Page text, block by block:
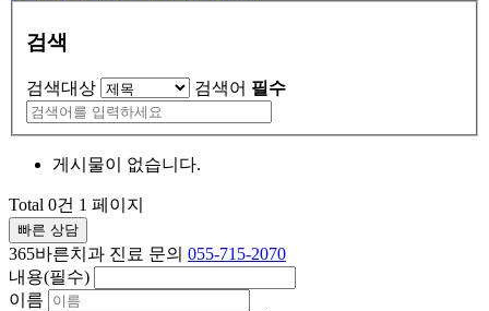
검색
검색대상 검색어 필수
게시물이 없습니다.
Total 0건 1 페이지
빠른 상담
365바른치과 진료 문의 055-715-2070
내용(필수)
이름